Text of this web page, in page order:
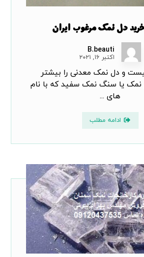
دل نمک مرغوب ایران
B.beauti
اکتبر ۱۶, ۲۰۲۱
و دل نمک معدنی را بیشتر
یا سنگ نمک سفید که با نام
های ...
ادامه مطلب